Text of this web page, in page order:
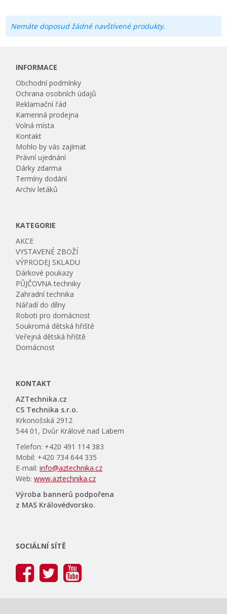
Nemáte doposud žádné navštívené produkty.
INFORMACE
Obchodní podmínky
Ochrana osobních údajů
Reklamační řád
Kamenná prodejna
Volná místa
Kontakt
Mohlo by vás zajímat
Právní ujednání
Dárky zdarma
Termíny dodání
Archiv letáků
KATEGORIE
AKCE
VYSTAVENÉ ZBOŽÍ
VÝPRODEJ SKLADU
Dárkové poukazy
PŮJČOVNA techniky
Zahradní technika
Nářadí do dílny
Roboti pro domácnost
Soukromá dětská hřiště
Veřejná dětská hřiště
Domácnost
KONTAKT
AZTechnika.cz
CS Technika s.r.o.
Krkonošská 2912
544 01, Dvůr Králové nad Labem
Telefon: +420 491 114 383
Mobil: +420 734 644 335
E-mail:info@aztechnika.cz
Web:www.aztechnika.cz
Výroba bannerů podpořena
z MAS Královédvorsko.
SOCIÁLNÍ SÍTĚ